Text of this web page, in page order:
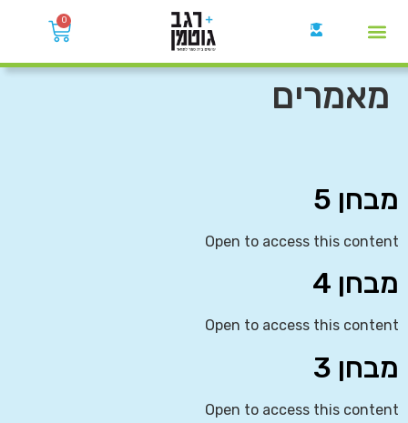
0
מאמרים
מבחן 5
Open to access this content
מבחן 4
Open to access this content
מבחן 3
Open to access this content